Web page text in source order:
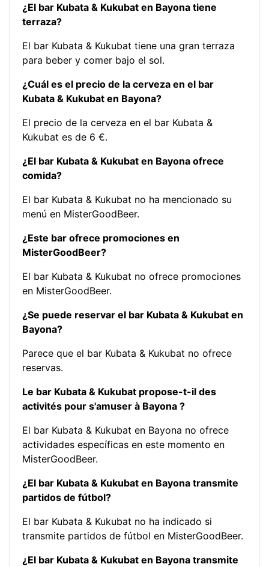
¿El bar Kubata & Kukubat en Bayona tiene
terraza?
El bar Kubata & Kukubat tiene una gran terraza
para beber y comer bajo el sol.
¿Cuál es el precio de la cerveza en el bar
Kubata & Kukubat en Bayona?
El precio de la cerveza en el bar Kubata &
Kukubat es de 6 €.
¿El bar Kubata & Kukubat en Bayona ofrece
comida?
El bar Kubata & Kukubat no ha mencionado su
menú en MisterGoodBeer.
¿Este bar ofrece promociones en
MisterGoodBeer?
El bar Kubata & Kukubat no ofrece promociones
en MisterGoodBeer.
¿Se puede reservar el bar Kubata & Kukubat en
Bayona?
Parece que el bar Kubata & Kukubat no ofrece
reservas.
Le bar Kubata & Kukubat propose-t-il des
activités pour s'amuser à Bayona ?
El bar Kubata & Kukubat en Bayona no ofrece
actividades específicas en este momento en
MisterGoodBeer.
¿El bar Kubata & Kukubat en Bayona transmite
partidos de fútbol?
El bar Kubata & Kukubat no ha indicado si
transmite partidos de fútbol en MisterGoodBeer.
¿El bar Kubata & Kukubat en Bayona transmite